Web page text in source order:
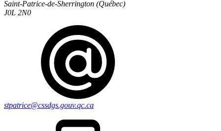
Saint-Patrice-de-Sherrington (Québec)
J0L 2N0
stpatrice@cssdgs.gouv.qc.ca